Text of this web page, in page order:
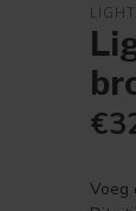
Voeg